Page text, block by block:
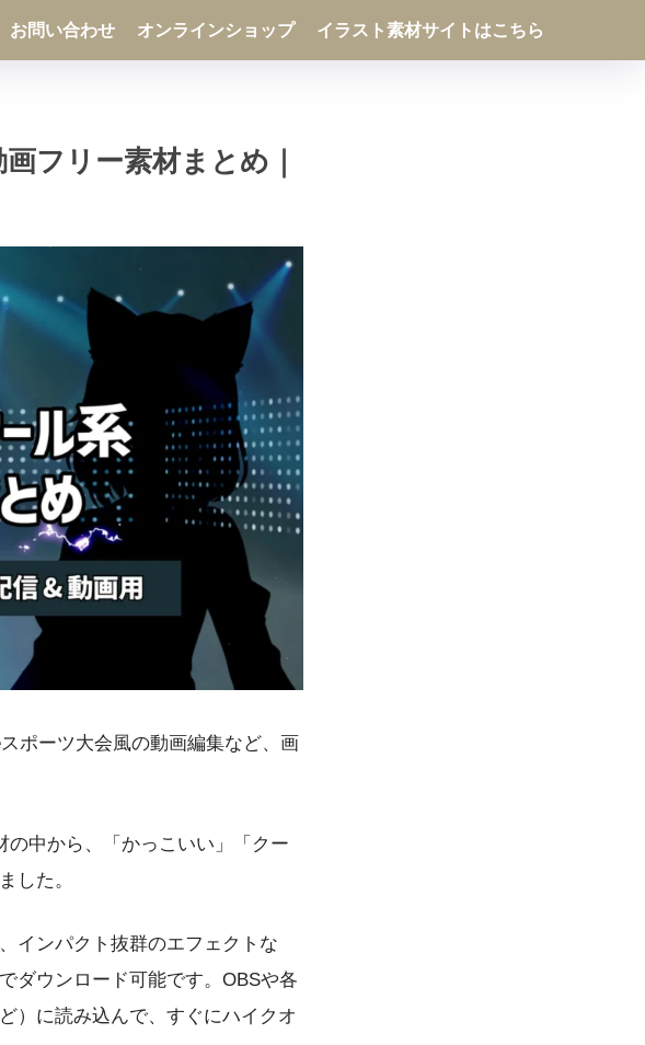
お問い合わせ オンラインショップ イラスト素材サイトはこちら
フリー素材まとめ｜
ポーツ大会風の動画編集など、画
中から、「かっこいい」「クー
した。
インパクト抜群のエフェクトな
ダウンロード可能です。OBSや各
）に読み込んで、すぐにハイクオ